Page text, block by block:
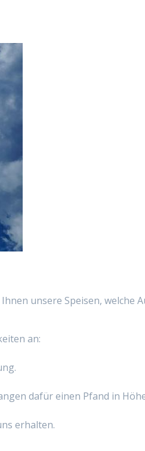
unsere Speisen, welche
an:
dafür einen Pfand in
erhalten.